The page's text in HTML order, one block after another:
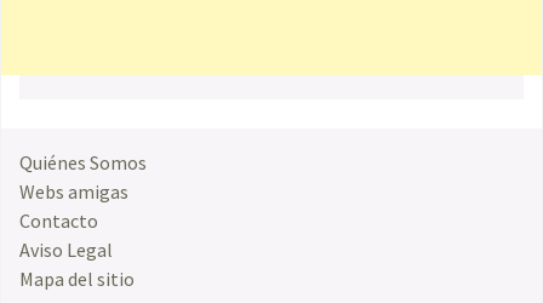
Quiénes Somos
Webs amigas
Contacto
Aviso Legal
Mapa del sitio